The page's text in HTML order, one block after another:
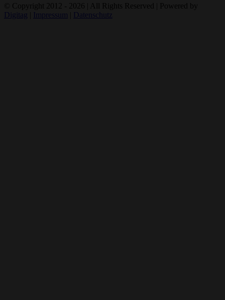
© Copyright 2012 -
2026 | All Rights Reserved | Powered by
Digitag
Impressum
Datenschutz